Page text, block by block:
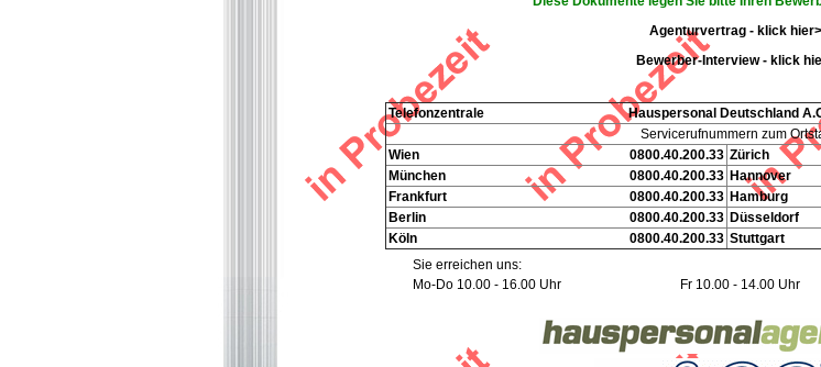
Agenturvertrag - klick
Bewerber-Interview - klick
Telefonzentrale Hauspersonal Deutschland
Servicerufnummern zum
Wien
0800.40.200.33 Zürich
München
0800.40.200.33 Hannover
Frankfurt
0800.40.200.33 Hamburg
Berlin
0800.40.200.33 Düsseldorf
Köln
0800.40.200.33 Stuttgart
Sie erreichen uns:
Mo-Do 10.00 - 16.00 Uhr
Fr 10.00 - 14.00 Uhr